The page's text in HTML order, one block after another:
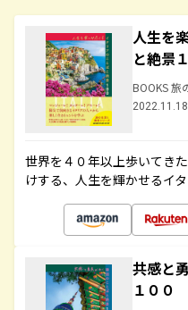
人生を
と絶景
BOOKS 旅
世界を４０年以上歩いてき
けする、人生を輝かせるイ
共感と
１００